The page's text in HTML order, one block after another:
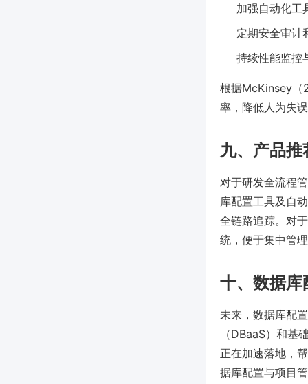
加强自动化工
定期安全审计
持续性能监控
根据McKinsey（
率，降低人为失
九、产品
对于研发全流程
库配置工具及自
全链路追踪。对
统，便于集中管
十、数据库
未来，数据库配
（DBaaS）和
正在加速落地，
据库配置与项目